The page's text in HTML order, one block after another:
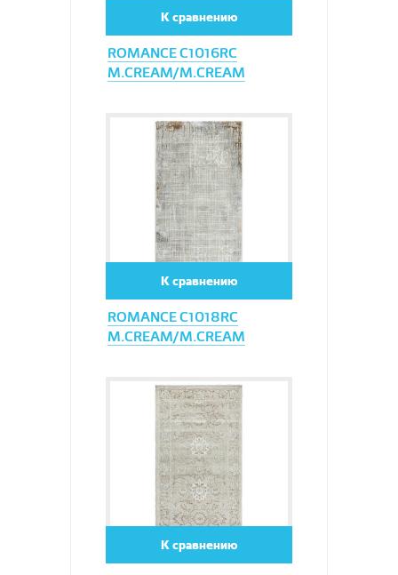
ROMANCE C1016RC
M.CREAM/M.CREAM
К сравнению
ROMANCE C1018RC
M.CREAM/M.CREAM
Увеличить
К сравнению
Увеличить
К сравнению